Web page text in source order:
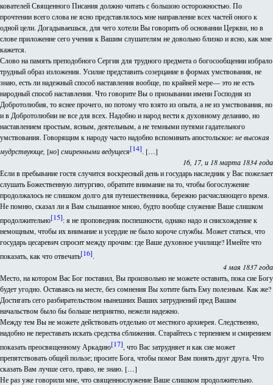
кователей Священного Писания должно читать с большою осторожностью. По
прочтении всего слова не ясно представлялось мне направление всех частей оного к
одной цели. Догадываешься, для чего хотели Вы говорить об основании Церкви, но в
слове приложение сего учения к Вашим слушателям не довольно близко и ясно, как мне
кажется.
Слово на память преподобного Сергия для трудного предмета о богосообщении избрало
трудный образ изложения. Усилие представить созерцание в формах умствования, не
знаю, есть ли надежный способ наставления вообще, по крайней мере— это не есть
народный способ наставления. Что говорите Вы о призывании имени Господня из
Добротолюбия, то яснее прочего, но потому что взято из опыта, а не из умствования, но
и в Добротолюбии не все для всех. Надобно и народ вести к духовному деланию, но
наставлением простым, ясным, деятельным, а не темными путями гадательного
умствования. Говорящим к народу часто надобно вспоминать апостольское:не высокая
мудрствующе, [но] смиренными ведущеся[14]. […]
16, 17, и 18 марта 1834 года
Если в пребывание гостя случится воскресный день и государь наследник у Вас пожелает
слушать Божественную литургию, обратите внимание на то, чтобы богослужение
продолжалось не слишком долго для путешественника, бережно расчисляющего время.
Не помню, сказал ли я Вам слышанное мною, будто вообще служение Ваше слишком
продолжительно[15]: я не проповедник поспешности, однако надо и снисхождение к
немощным, чтобы их внимание и усердие не было короче службы. Может статься, что
государь цесаревич спросит между прочим: где Ваше духовное училище? Имейте что
показать, как что отвечать[16].
4 мая 1837 года
Место, на котором Вас Бог поставил, Вы произвольно не можете оставить, пока сие Богу
будет угодно. Оставаясь на месте, без сомнения Вы хотите быть Ему полезным. Как же?
Достигать сего разбирательством нынешних Ваших затруднений пред Вашим
начальством было бы больше неприятно, нежели надежно.
Между тем Вы не можете действовать отдельно от местного архиерея. Следственно,
надобно не переставать искать средства сближения. Старайтесь с терпением и смирением
показать преосвященному Аркадию[17], что Вас затрудняет и как сие может
препятствовать общей пользе; просите Бога, чтобы помог Вам понять друг друга. Что
сказать Вам лучше сего, право, не знаю. […]
Не раз уже говорили мне, что священнослужение Ваше слишком продолжительно.